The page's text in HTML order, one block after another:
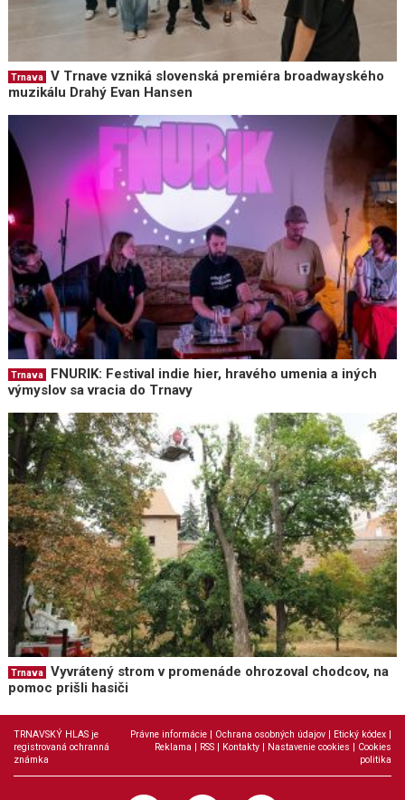
Trnava
V Trnave vzniká slovenská premiéra broadwayského
muzikálu Drahý Evan Hansen
Trnava
FNURIK: Festival indie hier, hravého umenia a iných
výmyslov sa vracia do Trnavy
Trnava
Vyvrátený strom v promenáde ohrozoval chodcov, na
pomoc prišli hasiči
TRNAVSKÝ HLAS je
registrovaná ochranná
známka
Právne informácie | Ochrana osobných údajov | Etický kódex |
Reklama | RSS | Kontakty | Nastavenie cookies | Cookies
politika